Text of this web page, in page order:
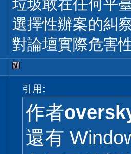
垃圾敢在任何平
選擇性辦案的糾
對論壇實際危害
引用:
作者
還有